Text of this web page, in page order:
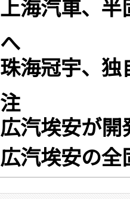
上海汽車、半
へ
珠海冠宇、
注
広汽埃安が
広汽埃安の